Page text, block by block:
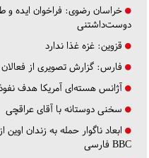
خراسان رضوی: فراخوان ایده و
دوست‌داشتنی
قزوین: غزه غذا ندارد
فارس: گزارش تصویری از فعالان
آژانس هسته‌ای آمریکا هدف
سخنی دوستانه با آقای عراقچی
ابعاد ناگوار حمله به زندان اوین
BBC فارسی